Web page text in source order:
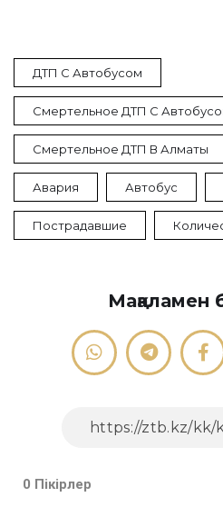
ДТП С Автобусом
Смертельное ДТП С
Смертельное ДТП В Алматы
Авария Автобус
Пострадавшие
Мақаламен
0 Пікірлер